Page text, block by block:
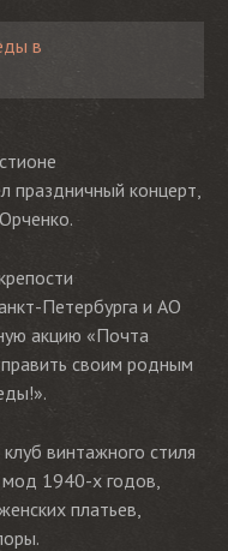
в
праздничный концерт,
Петербурга и АО
акцию «Почта
своим родным
винтажного стиля
мод 1940-х годов,
платьев,